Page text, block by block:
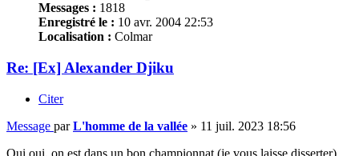
Messages : 1818
Enregistré le : 10 avr. 2004 22:53
Localisation : Colmar
Re: [Ex] Alexander Djiku
Citer
Message parL'homme de la vallée » 11 juil. 2023 18:56
Oui oui, on est dans un bon championnat (je vous laisse disserter)